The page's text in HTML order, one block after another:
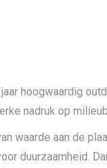
hoogwaardig
nadruk op
waarde aan de
duurzaamheid.